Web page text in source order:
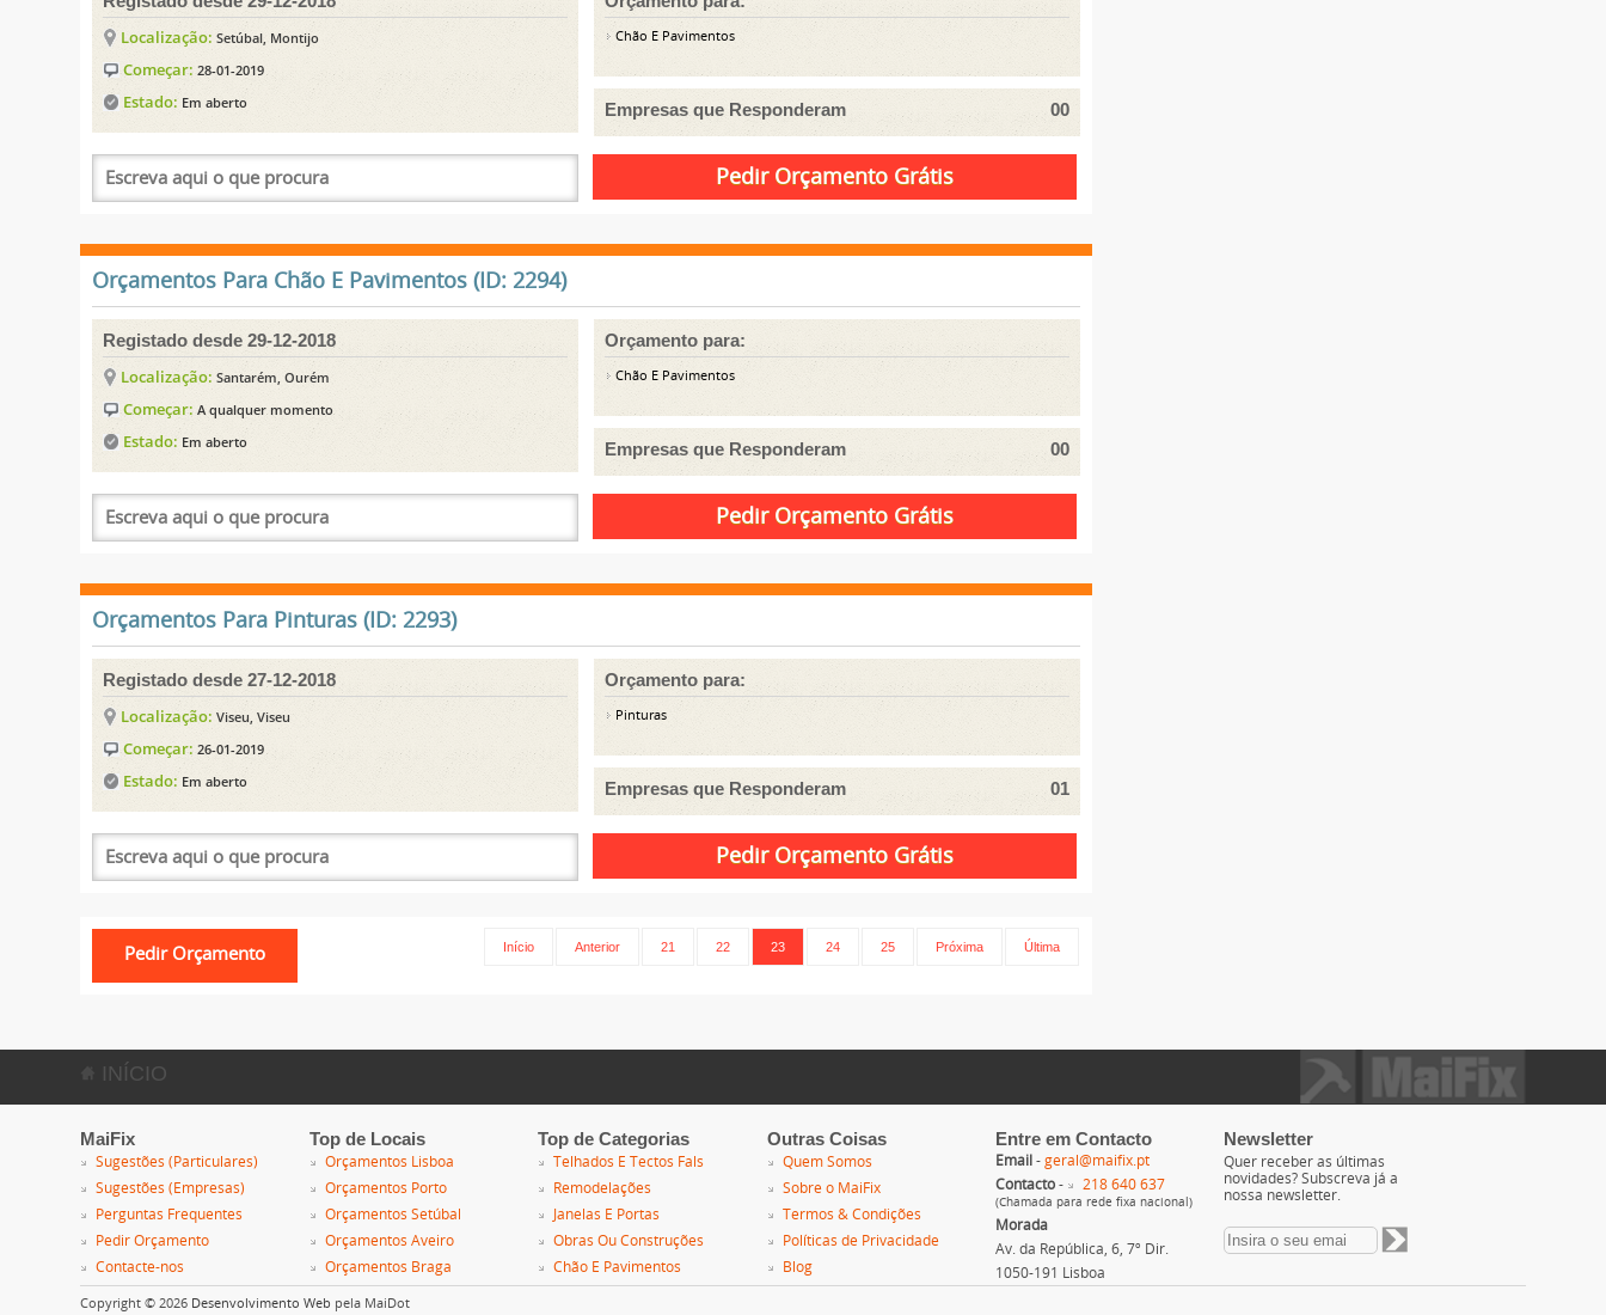
Localização:Setúbal, Montijo
Começar:28-01-2019
Estado: Em aberto
Chão E Pavimentos
Empresas que Responderam 00
Orçamentos Para Chão E Pavimentos (ID: 2294)
Registado desde 29-12-2018
Localização:Santarém, Ourém
Começar:A qualquer momento
Estado: Em aberto
Orçamento para:
Chão E Pavimentos
Empresas que Responderam 00
Orçamentos Para Pinturas (ID: 2293)
Registado desde 27-12-2018
Localização:Viseu, Viseu
Começar:26-01-2019
Estado: Em aberto
Orçamento para:
Pinturas
Empresas que Responderam 01
Início Anterior 21 22 23 24 25 Próxima Última
INÍCIO
MaiFix
Sugestões (Particulares)
Sugestões (Empresas)
Perguntas Frequentes
Pedir Orçamento
Contacte-nos
Top de Locais
Orçamentos Lisboa
Orçamentos Porto
Orçamentos Setúbal
Orçamentos Aveiro
Orçamentos Braga
Top de Categorias
Telhados E Tectos Fals
Remodelações
Janelas E Portas
Obras Ou Construções
Chão E Pavimentos
Outras Coisas
Quem Somos
Sobre o MaiFix
Termos & Condições
Políticas de Privacidade
Blog
Entre em Contacto
Email- geral@maifix.pt
Contacto- 218 640 637
(Chamada para rede fixa nacional)
Morada
Av. da República, 6, 7º Dir.
1050-191 Lisboa
Newsletter
Quer receber as últimas
novidades? Subscreva já a
nossa newsletter.
Copyright © 2026 Desenvolvimento Web pela MaiDot